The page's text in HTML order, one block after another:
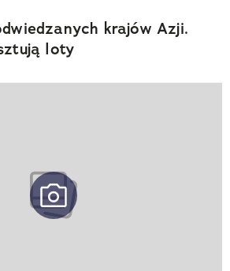
krajów Azji.
loty